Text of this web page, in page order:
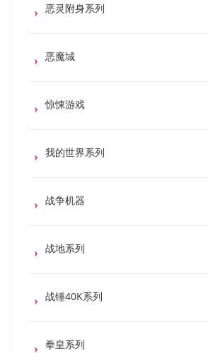
恶灵附身系列
恶魔城
惊悚游戏
我的世界系列
战争机器
战地系列
战锤40K系列
拳皇系列